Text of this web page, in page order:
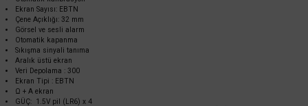
Unit UT276A+ Pens Tipi Topraklama Ölçüm Cihazı
%55
17.366,40 TL
Ekran Sayısı: EBTN
Çene Açıklığı: 32 mm
Görsel ve sesli alarm
Otomatik kapanma
Sıkışma sinyali tanıma
Aralık üstü ekran
Veri Depolama : 300
Ekran Tipi : EBTN
Ω + A ekran
GÜÇ: 1.5V pil (LR6) x 4